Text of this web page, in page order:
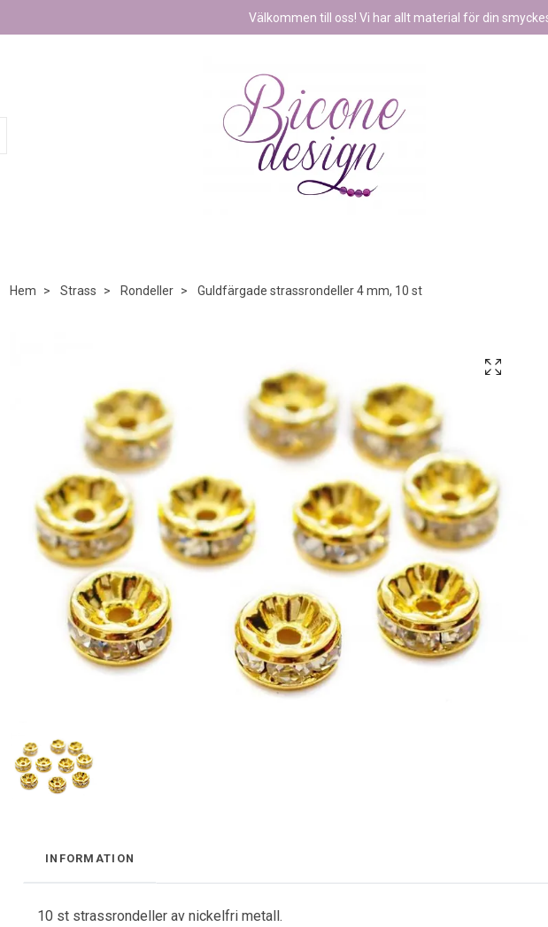
Välkommen till oss! Vi har allt material för din
Hem Strass Rondeller Guldfärgade strassrondeller 4 mm, 10 st
INFORMATION
10 st strassrondeller av nickelfri metall.